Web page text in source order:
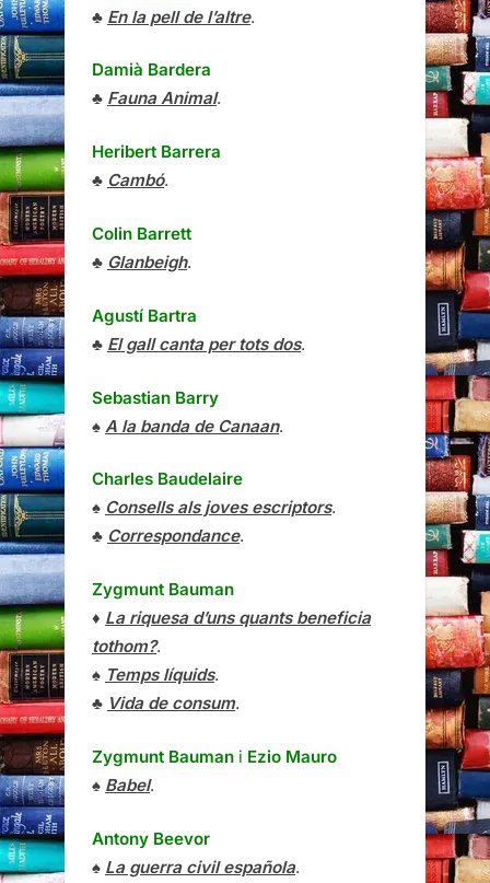
♣ En la pell de l’altre.
Damià Bardera
♣ Fauna Animal.
Heribert Barrera
♣ Cambó.
Colin Barrett
♣ Glanbeigh.
Agustí Bartra
♣ El gall canta per tots dos.
Sebastian Barry
♠ A la banda de Canaan.
Charles Baudelaire
♠ Consells als joves escriptors.
♣ Correspondance.
Zygmunt Bauman
♦ La riquesa d’uns quants beneficia
tothom?.
♠ Temps líquids.
♣ Vida de consum.
Zygmunt Bauman i Ezio Mauro
♠ Babel.
Antony Beevor
♠ La guerra civil española.